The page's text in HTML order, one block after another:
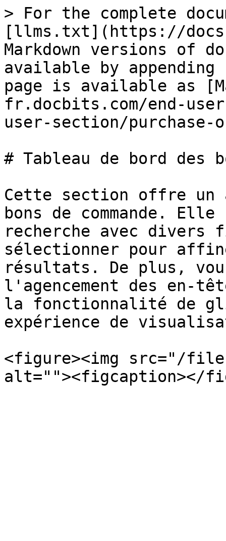
> For the complete
[llms.txt](https://
Markdown versions of
available by
page is available as
fr.docbits.com/end-
user-section/purchase-
# Tableau de bord des
Cette section offre un
bons de commande.
recherche avec divers
sélectionner pour
résultats. De plus,
l'agencement des en-
la fonctionnalité de
expérience de
<figure><img src="/files/